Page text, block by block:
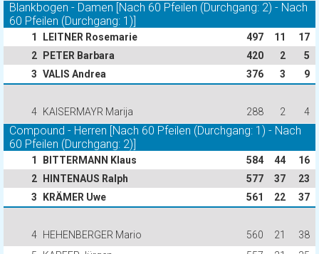
Blankbogen - Damen [Nach 60 Pfeilen (Durchgang: 2) - Nach
60 Pfeilen (Durchgang: 1)]
1 LEITNER Rosemarie 497 11
17
2
PETER Barbara 420 2
5
3 VALIS Andrea 376 3 9
4 KAISERMAYR Marija 288 2 4
Compound - Herren [Nach 60 Pfeilen (Durchgang: 1) - Nach
60 Pfeilen (Durchgang: 2)]
1 BITTERMANN Klaus 584 44
16
2
HINTENAUS Ralph 577 37
23
3
KRÄMER Uwe 561 22 37
4 HEHENBERGER Mario 560 21
38